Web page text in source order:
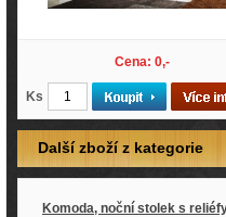
Cena: 0,-
Ks
Další zboží z kategorie
Komoda, noční stolek s